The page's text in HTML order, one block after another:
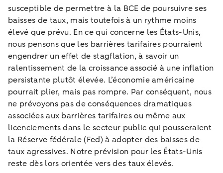
susceptible de permettre à la BCE de poursuivre ses
baisses de taux, mais toutefois à un rythme moins
élevé que prévu. En ce qui concerne les États-Unis,
nous pensons que les barrières tarifaires pourraient
engendrer un effet de stagflation, à savoir un
ralentissement de la croissance associé à une inflation
persistante plutôt élevée. L’économie américaine
pourrait plier, mais pas rompre. Par conséquent, nous
ne prévoyons pas de conséquences dramatiques
associées aux barrières tarifaires ou même aux
licenciements dans le secteur public qui pousseraient
la Réserve fédérale (Fed) à adopter des baisses de
taux agressives. Notre prévision pour les États-Unis
reste dès lors orientée vers des taux élevés.